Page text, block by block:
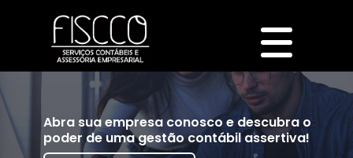
Abra sua empresa conosco e descubra o
poder de uma gestão contábil assertiva!